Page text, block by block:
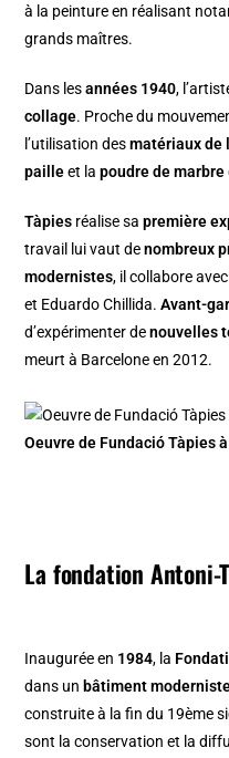
à la peinture en réalisant
grands maîtres.
Dans lesannées 1940,
collage. Proche du
l’utilisation desmatériaux de
pailleet lapoudre de marbre
Tàpies réalise sapremière
travail lui vaut denombreux
modernistes, il collabore
et Eduardo Chillida.Avant-
d’expérimenter denouvelles
meurt à Barcelone en 2012.
Oeuvre de Fundació Tàpies
La fondation Antoni-
Inaugurée en 1984, la
dans un bâtiment
construite à la fin du 19ème
sont la conservation et la